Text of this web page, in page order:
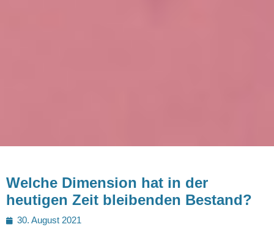
Welche Dimension hat in der
heutigen Zeit bleibenden Bestand?
Posted
30. August 2021